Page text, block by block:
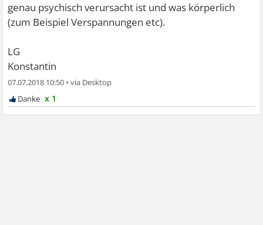
genau psychisch verursacht ist und was körperlich
(zum Beispiel Verspannungen etc).
LG
Konstantin
07.07.2018 10:50 •
x 1